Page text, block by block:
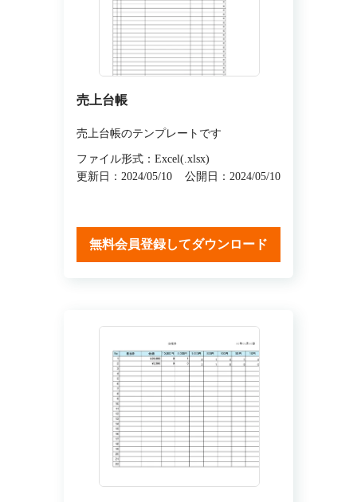
売上台帳
売上台帳のテンプレートです
ファイル形式：Excel(.xlsx)
更新日：2024/05/10
公開日：2024/05/10
無料会員登録してダウンロード